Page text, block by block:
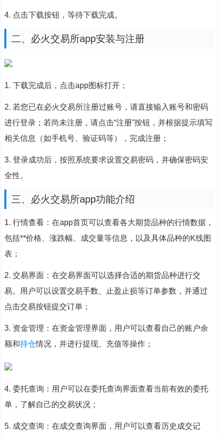
4. 点击下载按钮，等待下载完成。
二、必火交易所app安装与注册
1. 下载完成后，点击app图标打开；
2. 若您已在必火交易所注册过账号，请直接输入账号和密码
进行登录；若尚未注册，请点击“注册”按钮，并根据提示填写
相关信息（如手机号、验证码等），完成注册；
3. 登录成功后，按照系统要求设置交易密码，并确保密码安
全性。
三、必火交易所app功能介绍
1. 行情查看：在app首页可以查看各大期货品种的行情数据，
包括**价格、涨跌幅、成交量等信息，以及具体品种的K线图
表；
2. 交易界面：在交易界面可以选择合适的期货品种进行交
易。用户可以设置交易手数、止盈止损等订单参数，并通过
点击交易按钮提交订单；
3. 资金管理：在资金管理界面，用户可以查看自己的账户余
额和持仓情况，并进行提现、充值等操作；
4. 委托查询：用户可以在委托查询界面查看当前有效的委托
单，了解自己的交易状况；
5. 成交查询：在成交查询界面，用户可以查看历史成交记